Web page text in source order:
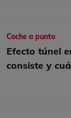
Coche a punto
Efecto túnel
consiste y